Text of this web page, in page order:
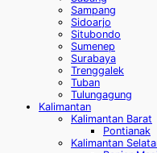
Sampang
Sidoarjo
Situbondo
Sumenep
Surabaya
Trenggalek
Tuban
Tulungagung
Kalimantan
Kalimantan Barat
Pontianak
Kalimantan